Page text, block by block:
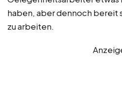
haben, aber dennoch bereit
zu arbeiten.